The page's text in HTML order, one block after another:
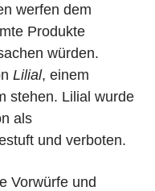
werfen dem
Produkte
würden.
Lilial, einem
stehen. Lilial wurde
als
und verboten.
Vorwürfe und